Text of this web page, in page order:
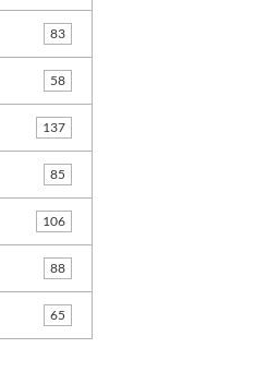
83
58
137
85
106
88
65